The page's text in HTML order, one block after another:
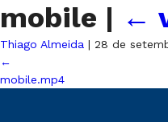
mobile | ←
Thiago Almeida | 28 de
←
mobile.mp4